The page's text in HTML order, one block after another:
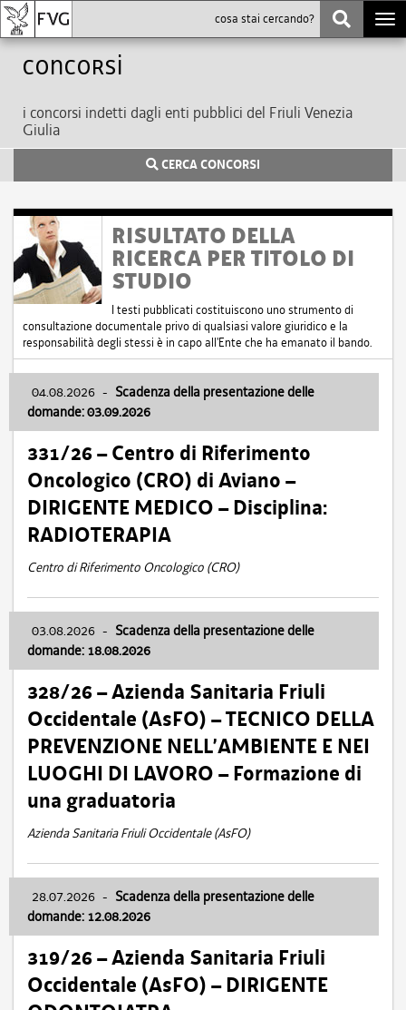
Concorsi
i concorsi indetti dagli enti pubblici del Friuli Venezia
Giulia
CERCA CONCORSI
RISULTATO DELLA
RICERCA PER TITOLO DI
STUDIO
I testi pubblicati costituiscono uno strumento di
consultazione documentale privo di qualsiasi valore giuridico e la
responsabilità degli stessi è in capo all'Ente che ha emanato il bando.
04.08.2026 - Scadenza della presentazione delle
domande: 03.09.2026
331/26 – Centro di Riferimento
Oncologico (CRO) di Aviano –
DIRIGENTE MEDICO – Disciplina:
RADIOTERAPIA
Centro di Riferimento Oncologico (CRO)
03.08.2026 - Scadenza della presentazione delle
domande: 18.08.2026
328/26 – Azienda Sanitaria Friuli
Occidentale (AsFO) – TECNICO DELLA
PREVENZIONE NELL’AMBIENTE E NEI
LUOGHI DI LAVORO – Formazione di
una graduatoria
Azienda Sanitaria Friuli Occidentale (AsFO)
28.07.2026 - Scadenza della presentazione delle
domande: 12.08.2026
319/26 – Azienda Sanitaria Friuli
Occidentale (AsFO) – DIRIGENTE